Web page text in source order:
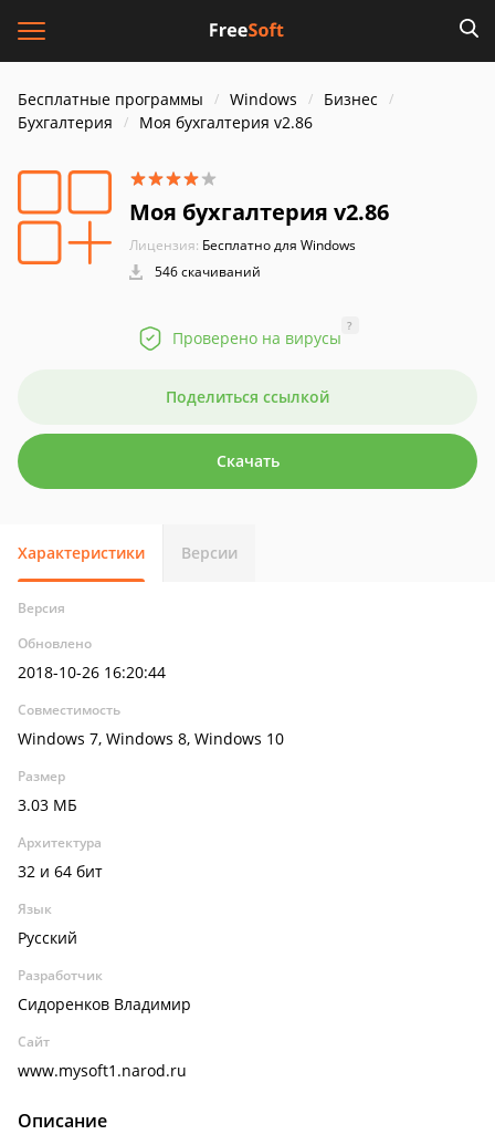
Бесплатные программы Windows
Бизнес
Бухгалтерия
Моя бухгалтерия v2.86
Моя бухгалтерия v2.86
Лицензия: Бесплатно для Windows
546 скачиваний
Проверено на вирусы
?
Поделиться ссылкой
Скачать
Характеристики Версии
Версия
Обновлено
2018-10-26 16:20:44
Совместимость
Windows 7, Windows 8, Windows 10
Размер
3.03 МБ
Архитектура
32 и 64 бит
Язык
Русский
Разработчик
Сидоренков Владимир
Сайт
www.mysoft1.narod.ru
Описание